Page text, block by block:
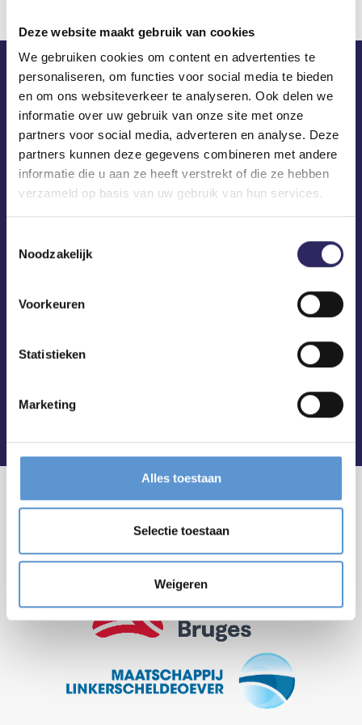
Deze website maakt gebruik van cookies
We gebruiken cookies om content en advertenties te
personaliseren, om functies voor social media te bieden
en om ons websiteverkeer te analyseren. Ook delen we
informatie over uw gebruik van onze site met onze
partners voor social media, adverteren en analyse. Deze
partners kunnen deze gegevens combineren met andere
informatie die u aan ze heeft verstrekt of die ze hebben
verzameld op basis van uw gebruik van hun services.
Noodzakelijk
Voorkeuren
Statistieken
Marketing
Alles toestaan
Selectie toestaan
Weigeren
ECA in je mailbox?